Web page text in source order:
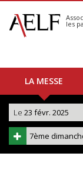
S'abonner
Calendrier
les
LA MESSE
Le 23 févr. 2025
7ème